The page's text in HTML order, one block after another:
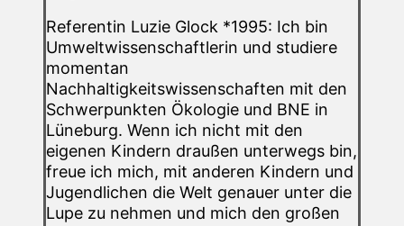
Referentin Luzie Glock *1995: Ich bin
Umweltwissenschaftlerin und studiere
momentan
Nachhaltigkeitswissenschaften mit den
Schwerpunkten Ökologie und BNE in
Lüneburg. Wenn ich nicht mit den
eigenen Kindern draußen unterwegs bin,
freue ich mich, mit anderen Kindern und
Jugendlichen die Welt genauer unter die
Lupe zu nehmen und mich den großen